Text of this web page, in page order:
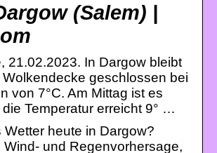
(Salem) |
21.02.2023. In Dargow bleibt
geschlossen bei
von 7°C. Am Mittag ist es
Temperatur erreicht 9° …
Wetter heute in Dargow?
Wind- und Regenvorhersage,